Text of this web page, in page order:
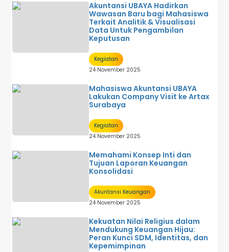
Akuntansi UBAYA Hadirkan
Wawasan Baru bagi Mahasiswa
Terkait Analitik & Visualisasi
Data Untuk Pengambilan
Keputusan
Kegiatan
24 November 2025
Mahasiswa Akuntansi UBAYA
Lakukan Company Visit ke Artax
Surabaya
Kegiatan
24 November 2025
Memahami Konsep Inti dan
Tujuan Laporan Keuangan
Konsolidasi
Akuntansi Keuangan
24 November 2025
Kekuatan Nilai Religius dalam
Mendukung Keuangan Hijau:
Peran Kunci SDM, Identitas, dan
Kepemimpinan